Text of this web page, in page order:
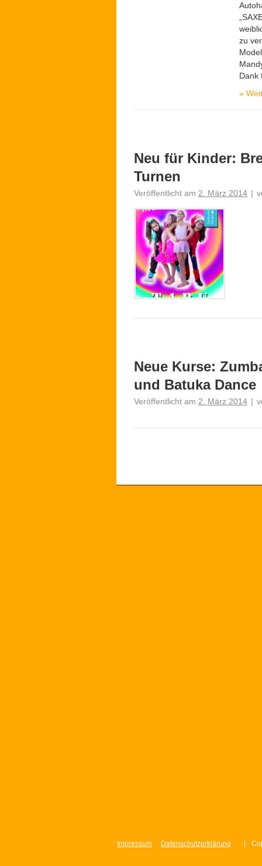
zu
Dank
»
Neu für Kinder:
Turnen
Veröffentlicht am 2. März 2014 |
Neue Kurse:
und Batuka Dance
Veröffentlicht am 2. März 2014 |
Impressum Datenschutzerklärung